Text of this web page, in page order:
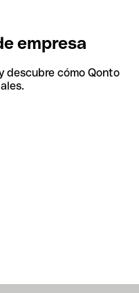
empresa
descubre cómo Qonto